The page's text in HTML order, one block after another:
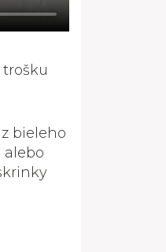
trošku
bieleho
alebo